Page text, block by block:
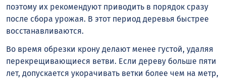
поэтому их рекомендуют приводить в порядок сразу
после сбора урожая. В этот период деревья быстрее
восстанавливаются.
Во время обрезки крону делают менее густой, удаляя
перекрещивающиеся ветви. Если дереву больше пяти
лет, допускается укорачивать ветки более чем на метр,